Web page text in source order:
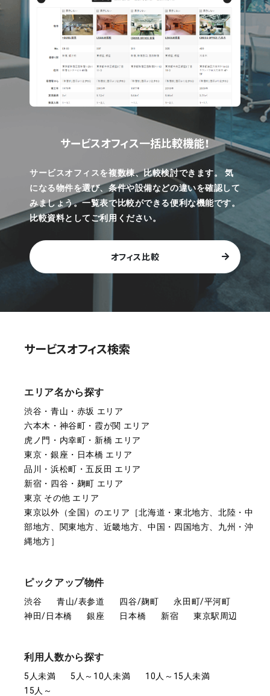
サービスオフィス一括比較機能！
サービスオフィスを複数棟、比較検討できます。
気
になる物件を選び、条件や設備などの違いを確認して
みましょう。一覧表で比較ができる便利な機能です。
比較資料としてご利用ください。
オフィス比較
サービスオフィス検索
エリア名から探す
渋谷・青山・赤坂 エリア
六本木・神谷町・霞が関 エリア
虎ノ門・内幸町・新橋 エリア
東京・銀座・日本橋 エリア
品川・浜松町・五反田 エリア
新宿・四谷・麹町 エリア
東京 その他 エリア
東京以外（全国）のエリア［北海道・東北地方、北陸・中
部地方、関東地方、近畿地方、中国・四国地方、九州・沖
縄地方］
ピックアップ物件
渋谷 青山/表参道 四谷/麹町
永田町/平河町
神田/日本橋
銀座 日本橋 新宿 東京駅周辺
利用人数から探す
5人未満 5人～10人未満
10人～15人未満
15人～